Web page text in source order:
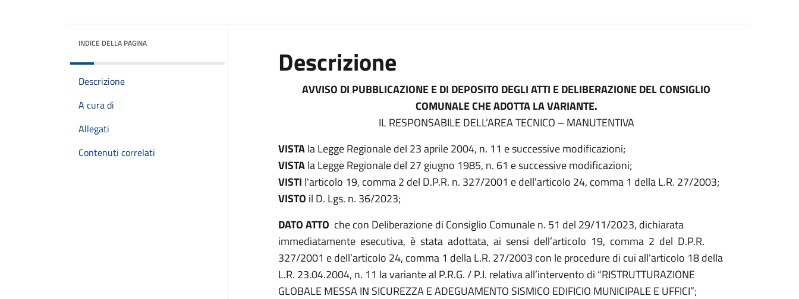
INDICE DELLA PAGINA
Descrizione
A cura di
Allegati
Contenuti correlati
Descrizione
AVVISO DI PUBBLICAZIONE E DI DEPOSITO DEGLI ATTI E DELIBERAZIONE DEL CONSIGLIO
COMUNALE CHE ADOTTA LA VARIANTE.
IL RESPONSABILE DELL’AREA TECNICO – MANUTENTIVA
VISTAla Legge Regionale del 23 aprile 2004, n. 11 e successive modificazioni;
VISTAla Legge Regionale del 27 giugno 1985, n. 61 e successive modificazioni;
VISTI l'articolo 19, comma 2 del D.P.R. n. 327/2001 e dell'articolo 24, comma 1 della L.R. 27/2003;
VISTO il D. Lgs. n. 36/2023;
DATO ATTO che con Deliberazione di Consiglio Comunale n. 51 del 29/11/2023, dichiarata
immediatamente esecutiva, è stata adottata, ai sensi dell’articolo 19, comma 2 del D.P.R.
327/2001 e dell’articolo 24, comma 1 della L.R. 27/2003 con le procedure di cui all’articolo 18 della
L.R. 23.04.2004, n. 11 la variante al P.R.G. / P.I. relativa all’intervento di “RISTRUTTURAZIONE
GLOBALE MESSA IN SICUREZZA E ADEGUAMENTO SISMICO EDIFICIO MUNICIPALE E UFFICI”;